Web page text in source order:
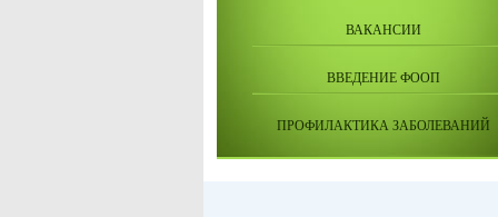
ВАКАНСИИ
ВВЕДЕНИЕ ФООП
ПРОФИЛАКТИКА ЗАБОЛЕВАНИЙ